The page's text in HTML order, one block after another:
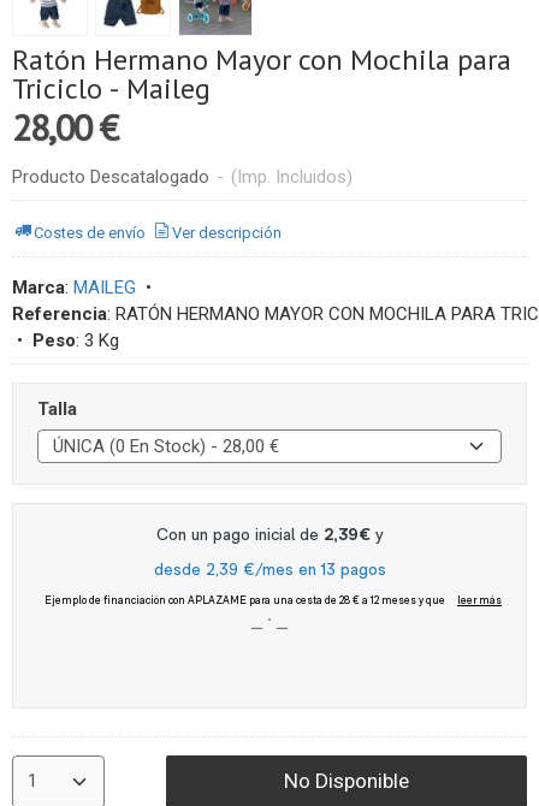
Ratón Hermano Mayor con Mochila para
Triciclo - Maileg
28,00 €
Producto Descatalogado - (Imp. Incluidos)
Costes de envío Ver descripción
Marca: MAILEG •
Referencia: RATÓN HERMANO MAYOR CON MOCHILA PARA
• Peso: 3 Kg
Talla
No Disponible